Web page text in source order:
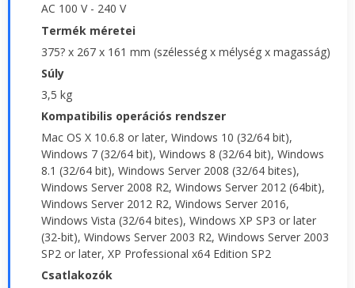
AC 100 V - 240 V
Termék méretei
375? x 267 x 161 mm (szélesség x mélység x magasság)
Súly
3,5 kg
Kompatibilis operációs rendszer
Mac OS X 10.6.8 or later, Windows 10 (32/64 bit),
Windows 7 (32/64 bit), Windows 8 (32/64 bit), Windows
8.1 (32/64 bit), Windows Server 2008 (32/64 bites),
Windows Server 2008 R2, Windows Server 2012 (64bit),
Windows Server 2012 R2, Windows Server 2016,
Windows Vista (32/64 bites), Windows XP SP3 or later
(32-bit), Windows Server 2003 R2, Windows Server 2003
SP2 or later, XP Professional x64 Edition SP2
Csatlakozók